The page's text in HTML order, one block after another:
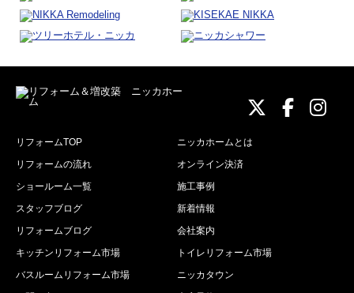
ニッカ
ニッニ
リフォームTOP
ニッカホームとは
リフォームの流れ
オンライン決済
ショールーム一覧
施工事例
スタッフブログ
新着情報
リフォームブログ
会社案内
キッチンリフォーム市場
トイレリフォーム市場
バスルームリフォーム市場
ニッカタウン